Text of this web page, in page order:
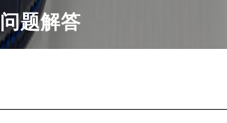
预约）
约）
总部）（需提前预约）
）
题解答